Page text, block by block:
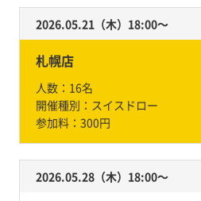
2026.05.21（木）18:00〜
札幌店
人数： 16名
開催種別： スイスドロー
参加料： 300円
2026.05.28（木）18:00〜